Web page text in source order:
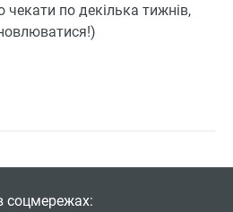
чекати по декілька тижнів,
соцмережах: